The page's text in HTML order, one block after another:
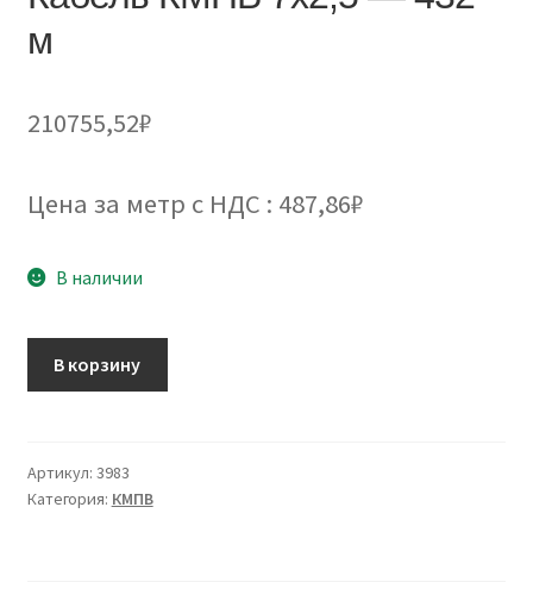
м
210755,52₽
Цена за метр с НДС : 487,86₽
В наличии
7х2,5
-
В корзину
Артикул: 3983
Категория: КМПВ